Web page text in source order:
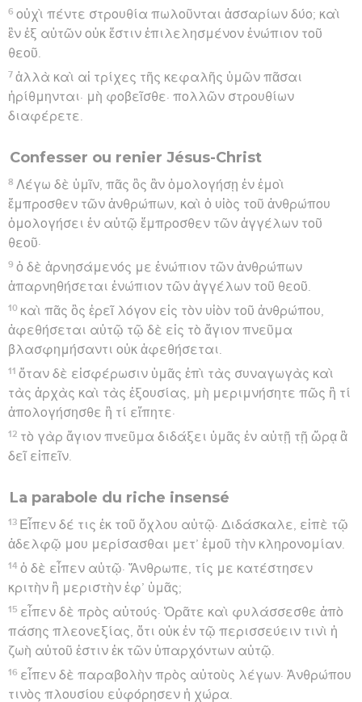
6 οὐχὶ πέντε στρουθία πωλοῦνται ἀσσαρίων δύο; καὶ
ἓν ἐξ αὐτῶν οὐκ ἔστιν ἐπιλελησμένον ἐνώπιον τοῦ
θεοῦ.
7 ἀλλὰ καὶ αἱ τρίχες τῆς κεφαλῆς ὑμῶν πᾶσαι
ἠρίθμηνται· μὴ φοβεῖσθε· πολλῶν στρουθίων
διαφέρετε.
Confesser ou renier Jésus-Christ
8 Λέγω δὲ ὑμῖν, πᾶς ὃς ἂν ὁμολογήσῃ ἐν ἐμοὶ
ἔμπροσθεν τῶν ἀνθρώπων, καὶ ὁ υἱὸς τοῦ ἀνθρώπου
ὁμολογήσει ἐν αὐτῷ ἔμπροσθεν τῶν ἀγγέλων τοῦ
θεοῦ·
9 ὁ δὲ ἀρνησάμενός με ἐνώπιον τῶν ἀνθρώπων
ἀπαρνηθήσεται ἐνώπιον τῶν ἀγγέλων τοῦ θεοῦ.
10 καὶ πᾶς ὃς ἐρεῖ λόγον εἰς τὸν υἱὸν τοῦ ἀνθρώπου,
ἀφεθήσεται αὐτῷ τῷ δὲ εἰς τὸ ἅγιον πνεῦμα
βλασφημήσαντι οὐκ ἀφεθήσεται.
11 ὅταν δὲ εἰσφέρωσιν ὑμᾶς ἐπὶ τὰς συναγωγὰς καὶ
τὰς ἀρχὰς καὶ τὰς ἐξουσίας, μὴ μεριμνήσητε πῶς ἢ τί
ἀπολογήσησθε ἢ τί εἴπητε·
12 τὸ γὰρ ἅγιον πνεῦμα διδάξει ὑμᾶς ἐν αὐτῇ τῇ ὥρᾳ ἃ
δεῖ εἰπεῖν.
La parabole du riche insensé
13 Εἶπεν δέ τις ἐκ τοῦ ὄχλου αὐτῷ· Διδάσκαλε, εἰπὲ τῷ
ἀδελφῷ μου μερίσασθαι μετ’ ἐμοῦ τὴν κληρονομίαν.
14 ὁ δὲ εἶπεν αὐτῷ· Ἄνθρωπε, τίς με κατέστησεν
κριτὴν ἢ μεριστὴν ἐφ’ ὑμᾶς;
15 εἶπεν δὲ πρὸς αὐτούς· Ὁρᾶτε καὶ φυλάσσεσθε ἀπὸ
πάσης πλεονεξίας, ὅτι οὐκ ἐν τῷ περισσεύειν τινὶ ἡ
ζωὴ αὐτοῦ ἐστιν ἐκ τῶν ὑπαρχόντων αὐτῷ.
16 εἶπεν δὲ παραβολὴν πρὸς αὐτοὺς λέγων· Ἀνθρώπου
τινὸς πλουσίου εὐφόρησεν ἡ χώρα.